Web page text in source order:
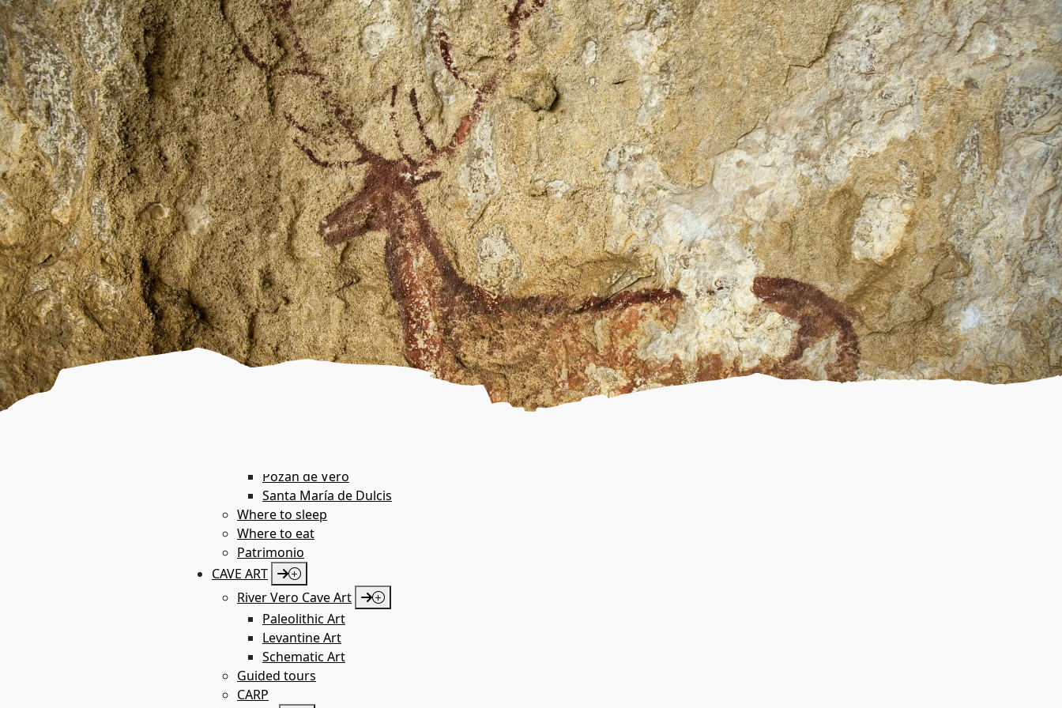
CULTURAL PARK
What is it?
Localities
Adahuesca
Aínsa
Alquézar
Azara
Pozán de Vero
Santa María de Dulcis
Where to sleep
Where to eat
Patrimonio
CAVE ART
River Vero Cave Art
Paleolithic Art
Levantine Art
Schematic Art
Guided tours
CARP